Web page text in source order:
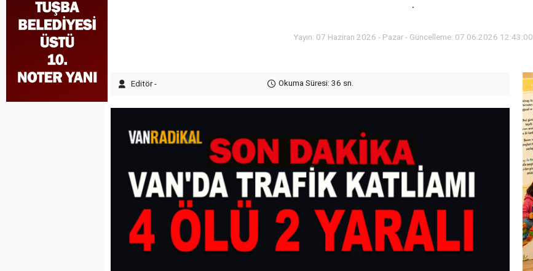
.
Yayın: 07 Haziran 2026 - Pazar - Güncelleme: 07.06.2026 12:43:00
Editör - Okuma Süresi: 36 sn.